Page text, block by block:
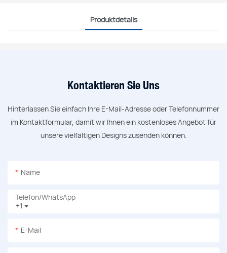
Produktdetails
Kontaktieren Sie Uns
Hinterlassen Sie einfach Ihre E-Mail-Adresse oder Telefonnummer
im Kontaktformular, damit wir Ihnen ein kostenloses Angebot für
unsere vielfältigen Designs zusenden können.
Name
+1
Telefon/WhatsApp
E-Mail